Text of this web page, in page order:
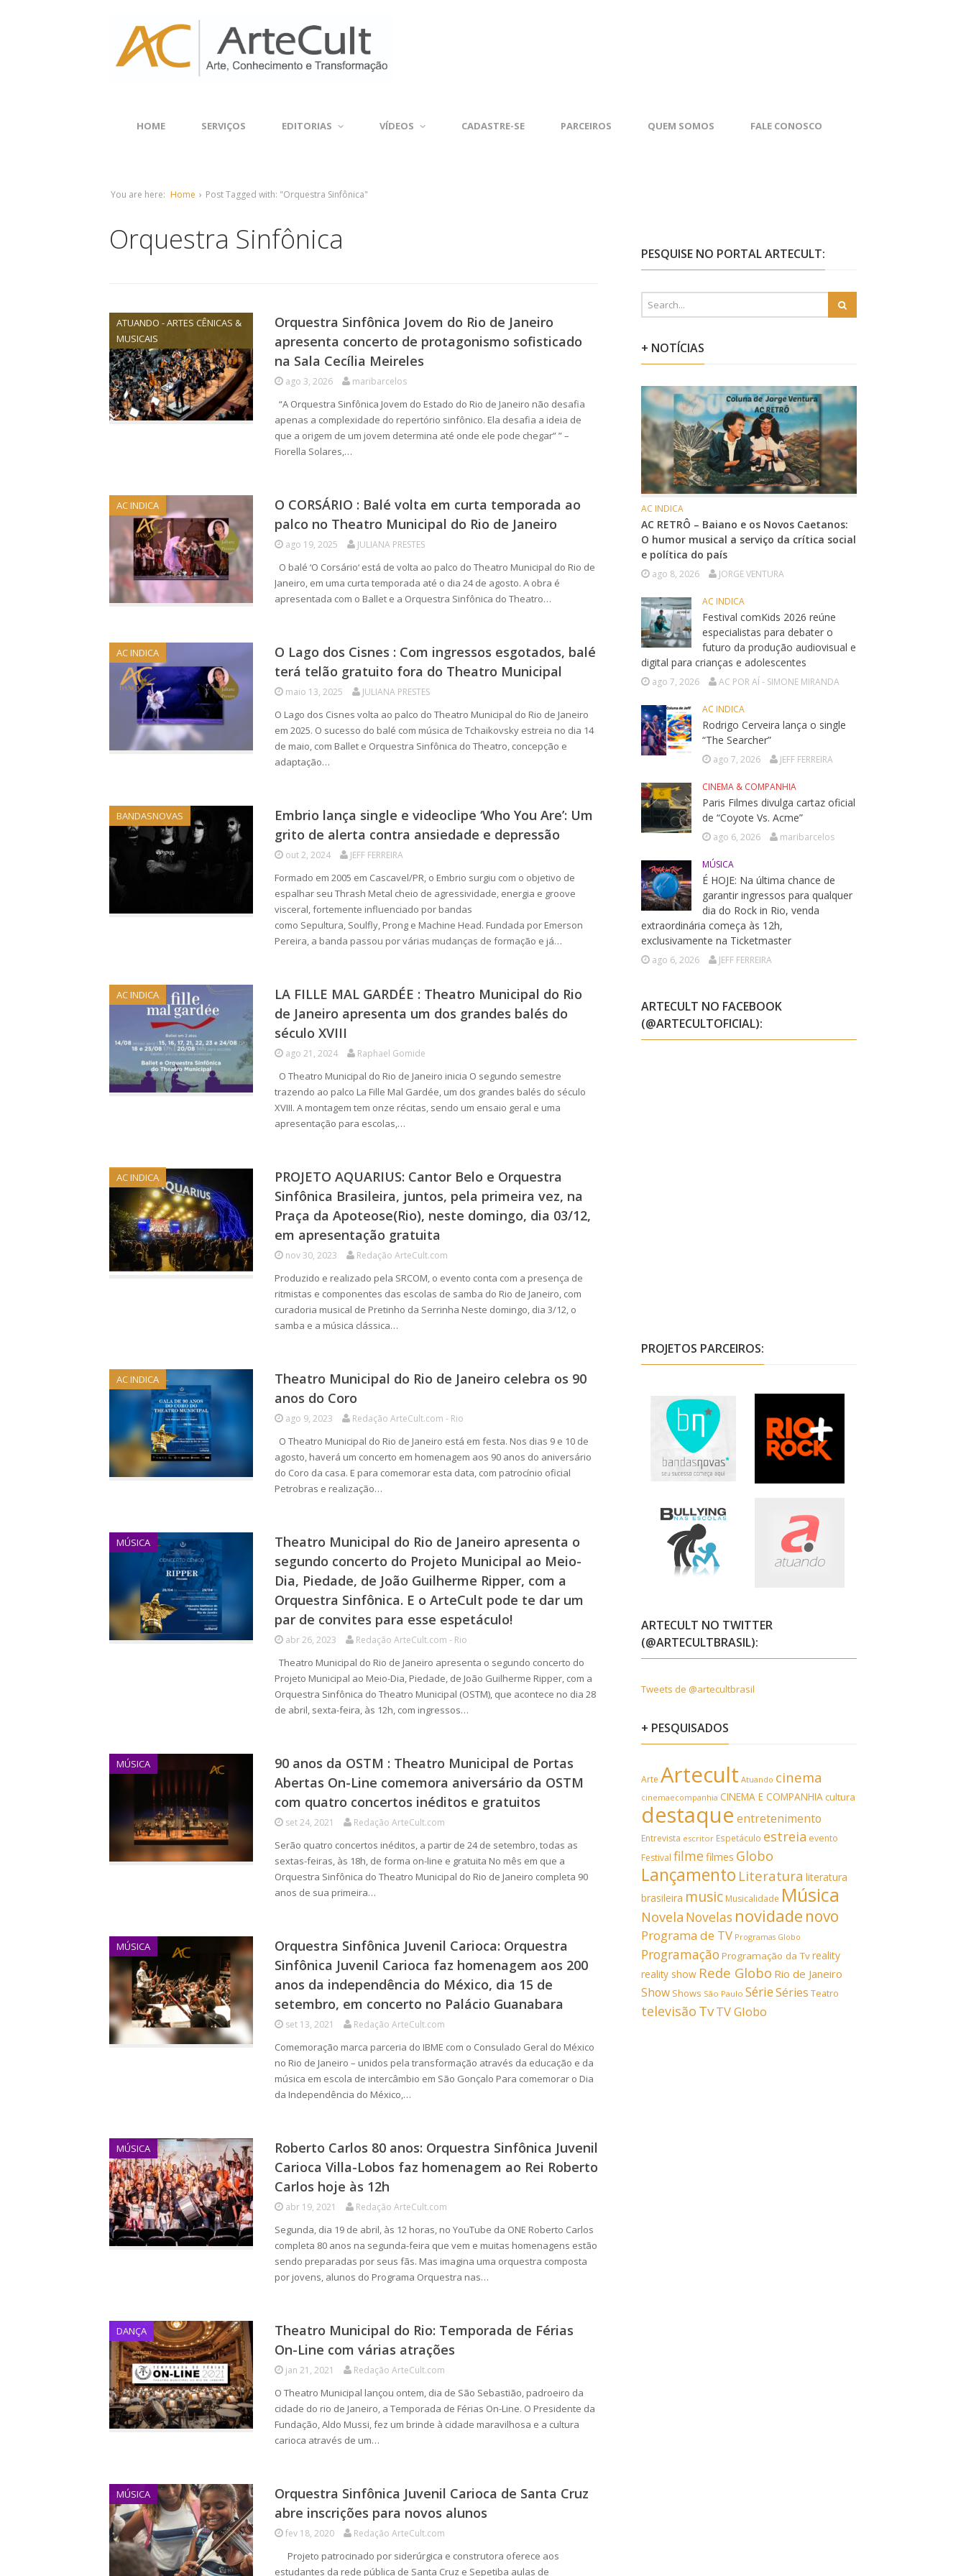
HOME SERVIÇOS EDITORIAS VÍDEOS CADASTRE-SE PARCEIROS QUEM SOMOS FALE CONOSCO
You are here: Home › Post Tagged with: "Orquestra Sinfônica"
Orquestra Sinfônica
ATUANDO - ARTES CÊNICAS &
MUSICAIS
Orquestra Sinfônica Jovem do Rio de Janeiro
apresenta concerto de protagonismo sofisticado
na Sala Cecília Meireles
ago 3, 2026 maribarcelos
“A Orquestra Sinfônica Jovem do Estado do Rio de Janeiro não desafia
apenas a complexidade do repertório sinfônico. Ela desafia a ideia de
que a origem de um jovem determina até onde ele pode chegar” ” –
Fiorella Solares,…
AC INDICA
O CORSÁRIO : Balé volta em curta temporada ao
palco no Theatro Municipal do Rio de Janeiro
ago 19, 2025 JULIANA PRESTES
O balé ‘O Corsário‘ está de volta ao palco do Theatro Municipal do Rio de
Janeiro, em uma curta temporada até o dia 24 de agosto. A obra é
apresentada com o Ballet e a Orquestra Sinfônica do Theatro…
AC INDICA
O Lago dos Cisnes : Com ingressos esgotados, balé
terá telão gratuito fora do Theatro Municipal
maio 13, 2025 JULIANA PRESTES
O Lago dos Cisnes volta ao palco do Theatro Municipal do Rio de Janeiro
em 2025. O sucesso do balé com música de Tchaikovsky estreia no dia 14
de maio, com Ballet e Orquestra Sinfônica do Theatro, concepção e
adaptação…
BANDASNOVAS
Embrio lança single e videoclipe ‘Who You Are’: Um
grito de alerta contra ansiedade e depressão
out 2, 2024 JEFF FERREIRA
Formado em 2005 em Cascavel/PR, o Embrio surgiu com o objetivo de
espalhar seu Thrash Metal cheio de agressividade, energia e groove
visceral, fortemente influenciado por bandas
como Sepultura, Soulfly, Prong e Machine Head. Fundada por Emerson
Pereira, a banda passou por várias mudanças de formação e já…
AC INDICA
LA FILLE MAL GARDÉE : Theatro Municipal do Rio
de Janeiro apresenta um dos grandes balés do
século XVIII
ago 21, 2024 Raphael Gomide
O Theatro Municipal do Rio de Janeiro inicia O segundo semestre
trazendo ao palco La Fille Mal Gardée, um dos grandes balés do século
XVIII. A montagem tem onze récitas, sendo um ensaio geral e uma
apresentação para escolas,…
AC INDICA
PROJETO AQUARIUS: Cantor Belo e Orquestra
Sinfônica Brasileira, juntos, pela primeira vez, na
Praça da Apoteose(Rio), neste domingo, dia 03/12,
em apresentação gratuita
nov 30, 2023 Redação ArteCult.com
Produzido e realizado pela SRCOM, o evento conta com a presença de
ritmistas e componentes das escolas de samba do Rio de Janeiro, com
curadoria musical de Pretinho da Serrinha Neste domingo, dia 3/12, o
samba e a música clássica…
AC INDICA
Theatro Municipal do Rio de Janeiro celebra os 90
anos do Coro
ago 9, 2023 Redação ArteCult.com - Rio
O Theatro Municipal do Rio de Janeiro está em festa. Nos dias 9 e 10 de
agosto, haverá um concerto em homenagem aos 90 anos do aniversário
do Coro da casa. E para comemorar esta data, com patrocínio oficial
Petrobras e realização…
MÚSICA
Theatro Municipal do Rio de Janeiro apresenta o
segundo concerto do Projeto Municipal ao Meio-
Dia, Piedade, de João Guilherme Ripper, com a
Orquestra Sinfônica. E o ArteCult pode te dar um
par de convites para esse espetáculo!
abr 26, 2023 Redação ArteCult.com - Rio
Theatro Municipal do Rio de Janeiro apresenta o segundo concerto do
Projeto Municipal ao Meio-Dia, Piedade, de João Guilherme Ripper, com a
Orquestra Sinfônica do Theatro Municipal (OSTM), que acontece no dia 28
de abril, sexta-feira, às 12h, com ingressos…
MÚSICA
90 anos da OSTM : Theatro Municipal de Portas
Abertas On-Line comemora aniversário da OSTM
com quatro concertos inéditos e gratuitos
set 24, 2021 Redação ArteCult.com
Serão quatro concertos inéditos, a partir de 24 de setembro, todas as
sextas-feiras, às 18h, de forma on-line e gratuita No mês em que a
Orquestra Sinfônica do Theatro Municipal do Rio de Janeiro completa 90
anos de sua primeira…
MÚSICA
Orquestra Sinfônica Juvenil Carioca: Orquestra
Sinfônica Juvenil Carioca faz homenagem aos 200
anos da independência do México, dia 15 de
setembro, em concerto no Palácio Guanabara
set 13, 2021 Redação ArteCult.com
Comemoração marca parceria do IBME com o Consulado Geral do México
no Rio de Janeiro – unidos pela transformação através da educação e da
música em escola de intercâmbio em São Gonçalo Para comemorar o Dia
da Independência do México,…
MÚSICA
Roberto Carlos 80 anos: Orquestra Sinfônica Juvenil
Carioca Villa-Lobos faz homenagem ao Rei Roberto
Carlos hoje às 12h
abr 19, 2021 Redação ArteCult.com
Segunda, dia 19 de abril, às 12 horas, no YouTube da ONE Roberto Carlos
completa 80 anos na segunda-feira que vem e muitas homenagens estão
sendo preparadas por seus fãs. Mas imagina uma orquestra composta
por jovens, alunos do Programa Orquestra nas…
DANÇA
Theatro Municipal do Rio: Temporada de Férias
On-Line com várias atrações
jan 21, 2021 Redação ArteCult.com
O Theatro Municipal lançou ontem, dia de São Sebastião, padroeiro da
cidade do rio de Janeiro, a Temporada de Férias On-Line. O Presidente da
Fundação, Aldo Mussi, fez um brinde à cidade maravilhosa e a cultura
carioca através de um…
MÚSICA
Orquestra Sinfônica Juvenil Carioca de Santa Cruz
abre inscrições para novos alunos
fev 18, 2020 Redação ArteCult.com
Projeto patrocinado por siderúrgica e construtora oferece aos
estudantes da rede pública de Santa Cruz e Sepetiba aulas de
PESQUISE NO PORTAL ARTECULT:
+ NOTÍCIAS
AC INDICA
AC RETRÔ – Baiano e os Novos Caetanos:
O humor musical a serviço da crítica social
e política do país
ago 8, 2026 JORGE VENTURA
AC INDICA
Festival comKids 2026 reúne
especialistas para debater o
futuro da produção audiovisual e
digital para crianças e adolescentes
ago 7, 2026 AC POR AÍ - SIMONE MIRANDA
AC INDICA
Rodrigo Cerveira lança o single
“The Searcher”
ago 7, 2026 JEFF FERREIRA
CINEMA & COMPANHIA
Paris Filmes divulga cartaz oficial
de “Coyote Vs. Acme”
ago 6, 2026 maribarcelos
MÚSICA
É HOJE: Na última chance de
garantir ingressos para qualquer
dia do Rock in Rio, venda
extraordinária começa às 12h,
exclusivamente na Ticketmaster
ago 6, 2026 JEFF FERREIRA
ARTECULT NO FACEBOOK
(@ARTECULTOFICIAL):
PROJETOS PARCEIROS:
ARTECULT NO TWITTER
(@ARTECULTBRASIL):
Tweets de @artecultbrasil
+ PESQUISADOS
Arte Artecult Atuando cinema
cinemaecompanhia CINEMA E COMPANHIAcultura
destaque entretenimento
Entrevista escritor Espetáculo estreia evento
Festival filmefilmes Globo
Lançamento Literatura literatura
brasileira music Musicalidade Música
Novela Novelas novidade novo
Programa de TV Programas Globo
Programação Programação da Tvreality
reality show Rede Globo Rio de Janeiro
Show Shows São Paulo SérieSéries Teatro
televisão TvTV Globo